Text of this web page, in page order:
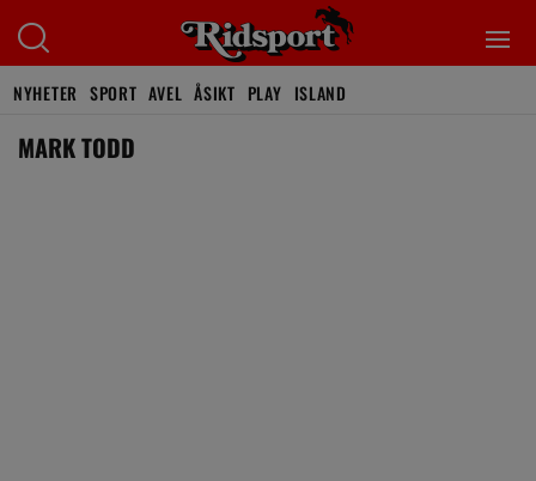
NYHETER SPORT AVEL ÅSIKT PLAY ISLAND
MARK TODD